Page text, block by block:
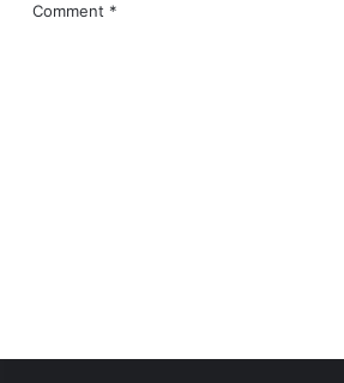
Transportasi
Comment *